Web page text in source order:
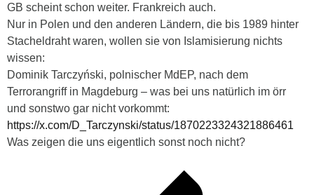
GB scheint schon weiter. Frankreich auch.
Nur in Polen und den anderen Ländern, die bis 1989 hinter
Stacheldraht waren, wollen sie von Islamisierung nichts
wissen:
Dominik Tarczyński, polnischer MdEP, nach dem
Terrorangriff in Magdeburg – was bei uns natürlich im örr
und sonstwo gar nicht vorkommt:
https://x.com/D_Tarczynski/status/1870223324321886461
Was zeigen die uns eigentlich sonst noch nicht?